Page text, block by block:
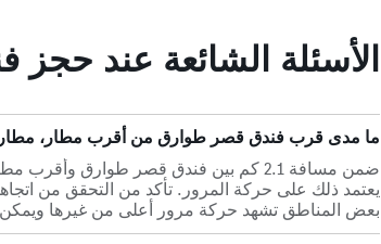
الأسئلة الشائعة عند
ما مدى قرب فندق قصر طوارق من أقرب مطار، مطار
يعتمد ذلك على حركة المرور. تأكد من التحقق من
بعض المناطق تشهد حركة مرور أعلى من غيرها